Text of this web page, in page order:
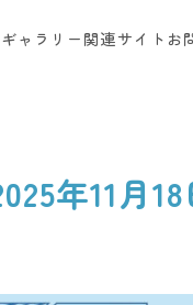
ギャラリー 関連サイト お
年11月18